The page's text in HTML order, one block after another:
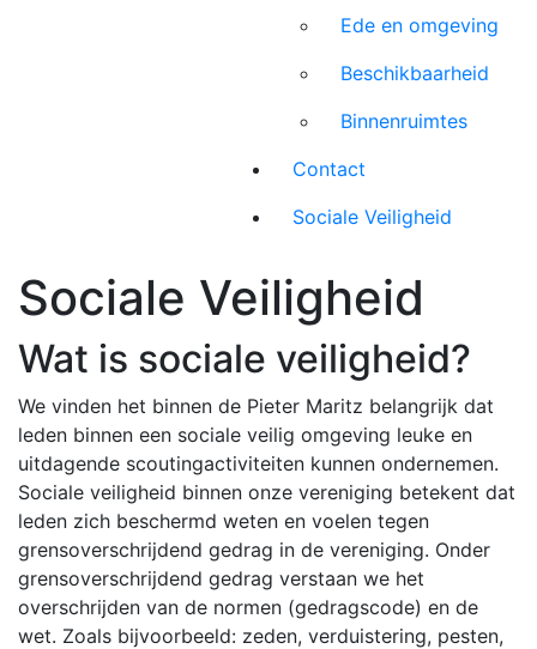
Ede en omgeving
Beschikbaarheid
Binnenruimtes
Contact
Sociale Veiligheid
Sociale Veiligheid
Wat is sociale veiligheid?
We vinden het binnen de Pieter Maritz belangrijk dat
leden binnen een sociale veilig omgeving leuke en
uitdagende scoutingactiviteiten kunnen ondernemen.
Sociale veiligheid binnen onze vereniging betekent dat
leden zich beschermd weten en voelen tegen
grensoverschrijdend gedrag in de vereniging. Onder
grensoverschrijdend gedrag verstaan we het
overschrijden van de normen (gedragscode) en de
wet. Zoals bijvoorbeeld: zeden, verduistering, pesten,